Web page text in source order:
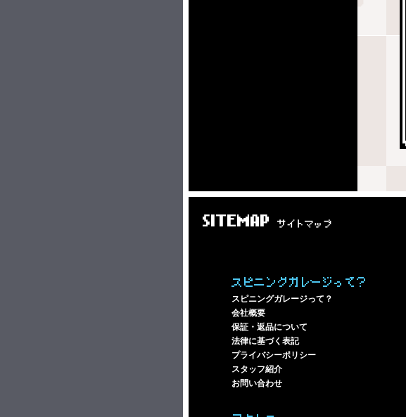
SITEMAP サイトマップ
スピニングガレージって？
スピニングガレージって？
会社概要
保証・返品について
法律に基づく表記
プライバシーポリシー
スタッフ紹介
お問い合わせ